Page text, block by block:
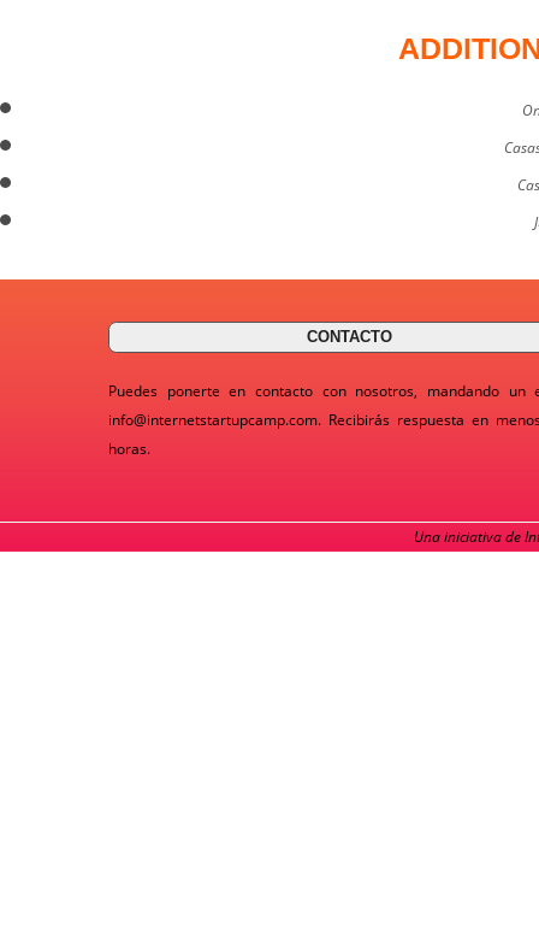
CONTACTO
Puedes ponerte en contacto con nosotros, mandando un
info@internetstartupcamp.com. Recibirás respuesta en
horas.
Una iniciativa de